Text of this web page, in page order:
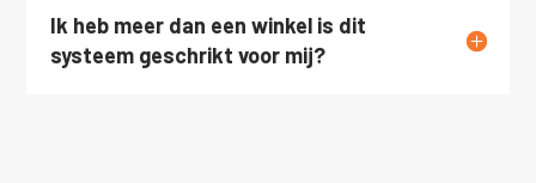
Ik heb meer dan een winkel is dit
systeem geschrikt voor mij?